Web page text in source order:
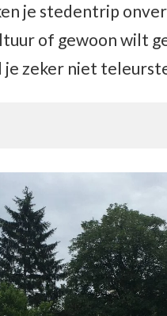
je stedentrip
of gewoon wilt
je zeker niet